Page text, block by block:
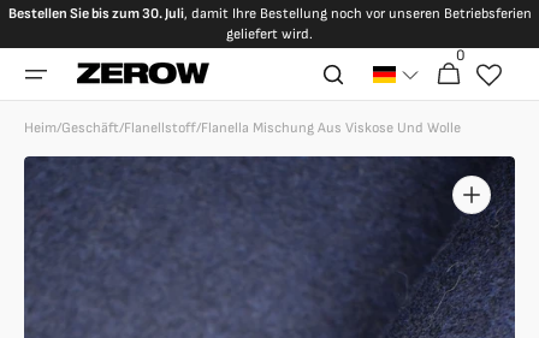
Direkt
Inhalt
Bestellen Sie bis zum 30. Juli, damit Ihre Bestellung noch vor unseren Betriebsferien
geliefert wird.
Warenkorb
0
0
Artikel
Heim/Geschäft/Flanellstoff/Flanella Mischung Aus Viskose Und Wolle